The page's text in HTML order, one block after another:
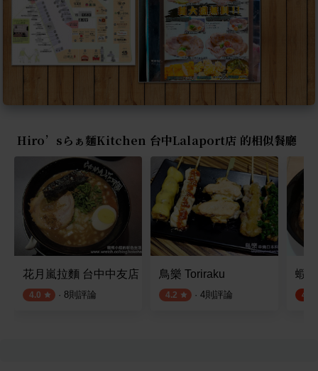
Hiro’sらぁ麵Kitchen 台中Lalaport店 的相似餐廳
花月嵐拉麵 台中中友店
4.0 · 8則評論
鳥樂 Toriraku
4.2 · 4則評論
蝦
4.8